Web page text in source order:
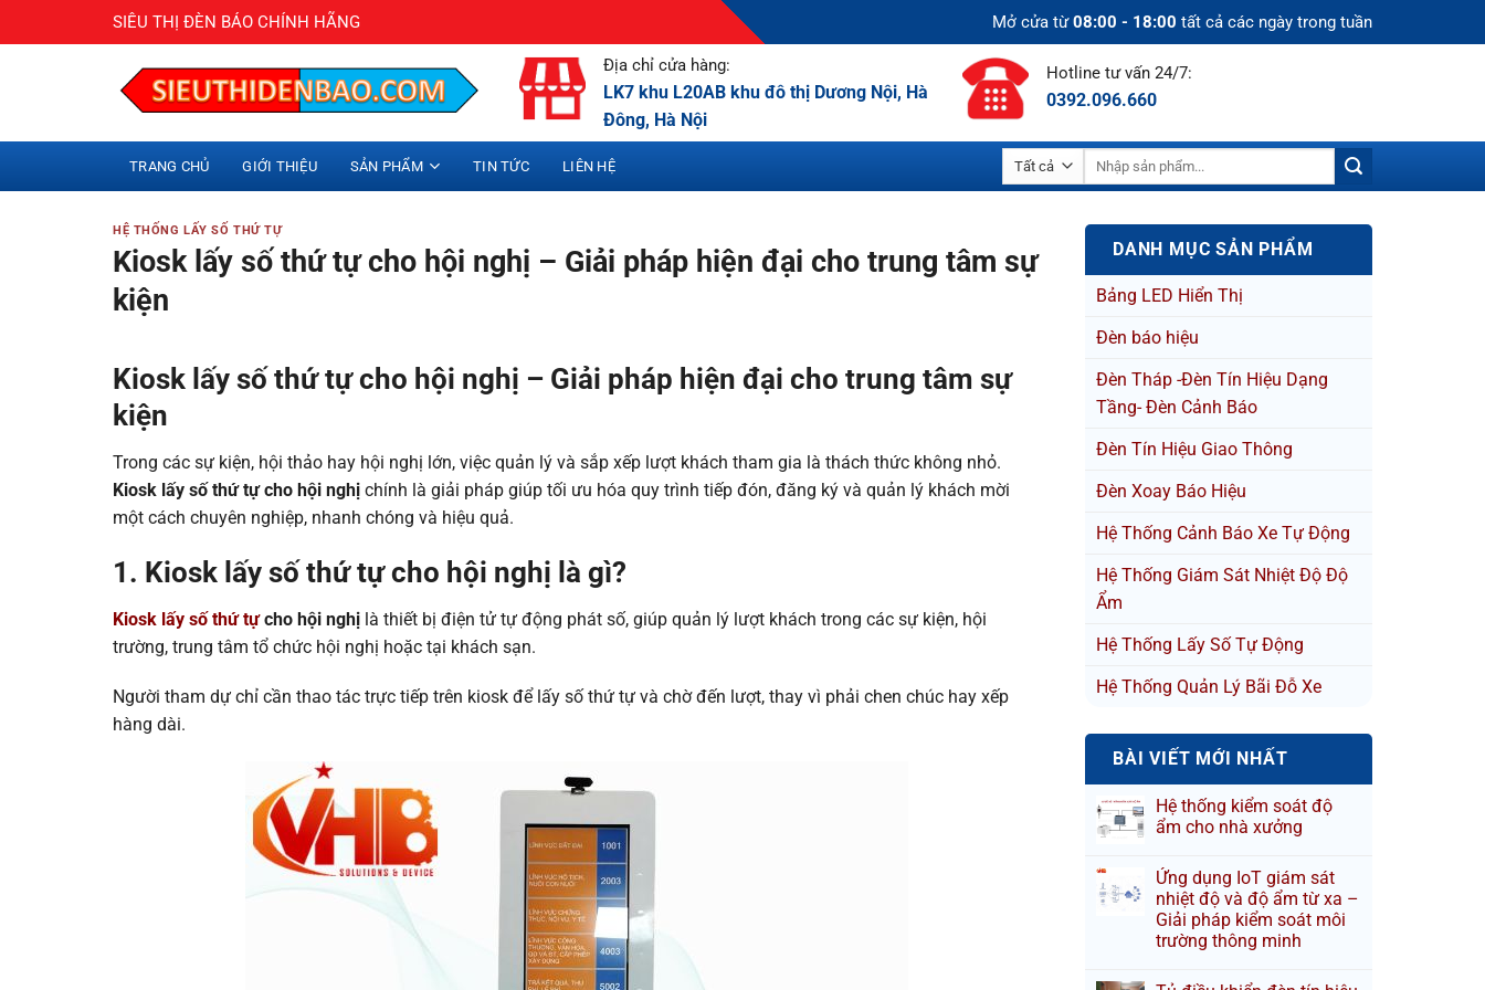
qua
SIÊU THỊ ĐÈN BÁO CHÍNH HÃNG Mở cửa từ08:00 - 18:00 tất cả các ngày trong tuần
Địa chỉ cửa hàng:
LK7 khu L20AB khu đô thị Dương Nội, Hà
Đông, Hà Nội
Hotline tư vấn 24/7:
0392.096.660
TRANG CHỦ GIỚI THIỆU SẢN PHẨM TIN TỨC LIÊN HỆ
HỆ THỐNG LẤY SỐ THỨ TỰ
Kiosk lấy số thứ tự cho hội nghị – Giải pháp hiện đại cho trung tâm sự
kiện
Kiosk lấy số thứ tự cho hội nghị – Giải pháp hiện đại cho trung tâm sự
kiện
Trong các sự kiện, hội thảo hay hội nghị lớn, việc quản lý và sắp xếp lượt khách tham gia là thách thức không nhỏ.
Kiosk lấy số thứ tự cho hội nghị chính là giải pháp giúp tối ưu hóa quy trình tiếp đón, đăng ký và quản lý khách mời
một cách chuyên nghiệp, nhanh chóng và hiệu quả.
1. Kiosk lấy số thứ tự cho hội nghị là gì?
Kiosk lấy số thứ tựcho hội nghị là thiết bị điện tử tự động phát số, giúp quản lý lượt khách trong các sự kiện, hội
trường, trung tâm tổ chức hội nghị hoặc tại khách sạn.
Người tham dự chỉ cần thao tác trực tiếp trên kiosk để lấy số thứ tự và chờ đến lượt, thay vì phải chen chúc hay xếp
hàng dài.
DANH MỤC SẢN PHẨM
Bảng LED Hiển Thị
Đèn báo hiệu
Đèn Tháp -Đèn Tín Hiệu Dạng
Tầng- Đèn Cảnh Báo
Đèn Tín Hiệu Giao Thông
Đèn Xoay Báo Hiệu
Hệ Thống Cảnh Báo Xe Tự Động
Hệ Thống Giám Sát Nhiệt Độ Độ
Ẩm
Hệ Thống Lấy Số Tự Động
Hệ Thống Quản Lý Bãi Đỗ Xe
BÀI VIẾT MỚI NHẤT
Hệ thống kiểm soát độ
ẩm cho nhà xưởng
Ứng dụng IoT giám sát
nhiệt độ và độ ẩm từ xa –
Giải pháp kiểm soát môi
trường thông minh